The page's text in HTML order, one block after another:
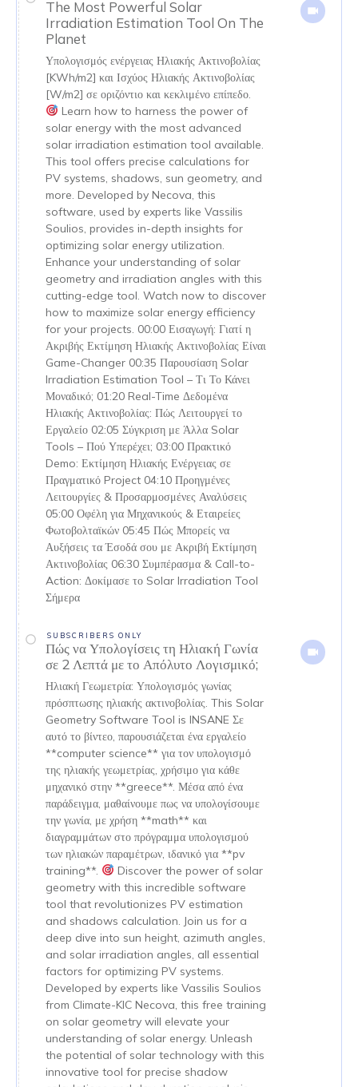
The Most Powerful Solar
Irradiation Estimation Tool On The
Planet
Υπολογισμός ενέργειας Ηλιακής Ακτινοβολίας
[KWh/m2] και Ισχύος Ηλιακής Ακτινοβολίας
[W/m2] σε οριζόντιο και κεκλιμένο επίπεδο.
Learn how to harness the power of
solar energy with the most advanced
solar irradiation estimation tool available.
This tool offers precise calculations for
PV systems, shadows, sun geometry, and
more. Developed by Necova, this
software, used by experts like Vassilis
Soulios, provides in-depth insights for
optimizing solar energy utilization.
Enhance your understanding of solar
geometry and irradiation angles with this
cutting-edge tool. Watch now to discover
how to maximize solar energy efficiency
for your projects. 00:00 Εισαγωγή: Γιατί η
Ακριβής Εκτίμηση Ηλιακής Ακτινοβολίας Είναι
Game-Changer 00:35 Παρουσίαση Solar
Irradiation Estimation Tool – Τι Το Κάνει
Μοναδικό; 01:20 Real-Time Δεδομένα
Ηλιακής Ακτινοβολίας: Πώς Λειτουργεί το
Εργαλείο 02:05 Σύγκριση με Άλλα Solar
Tools – Πού Υπερέχει; 03:00 Πρακτικό
Demo: Εκτίμηση Ηλιακής Ενέργειας σε
Πραγματικό Project 04:10 Προηγμένες
Λειτουργίες & Προσαρμοσμένες Αναλύσεις
05:00 Οφέλη για Μηχανικούς & Εταιρείες
Φωτοβολταϊκών 05:45 Πώς Μπορείς να
Αυξήσεις τα Έσοδά σου με Ακριβή Εκτίμηση
Ακτινοβολίας 06:30 Συμπέρασμα & Call-to-
Action: Δοκίμασε το Solar Irradiation Tool
Σήμερα
SUBSCRIBERS ONLY
Πώς να Υπολογίσεις τη Ηλιακή Γωνία
σε 2 Λεπτά με το Απόλυτο Λογισμικό;
Ηλιακή Γεωμετρία: Υπολογισμός γωνίας
πρόσπτωσης ηλιακής ακτινοβολίας. This Solar
Geometry Software Tool is INSANE Σε
αυτό το βίντεο, παρουσιάζεται ένα εργαλείο
**computer science** για τον υπολογισμό
της ηλιακής γεωμετρίας, χρήσιμο για κάθε
μηχανικό στην **greece**. Μέσα από ένα
παράδειγμα, μαθαίνουμε πως να υπολογίσουμε
την γωνία, με χρήση **math** και
διαγραμμάτων στο πρόγραμμα υπολογισμού
των ηλιακών παραμέτρων, ιδανικό για **pv
training**.
Discover the power of solar
geometry with this incredible software
tool that revolutionizes PV estimation
and shadows calculation. Join us for a
deep dive into sun height, azimuth angles,
and solar irradiation angles, all essential
factors for optimizing PV systems.
Developed by experts like Vassilis Soulios
from Climate-KIC Necova, this free training
on solar geometry will elevate your
understanding of solar energy. Unleash
the potential of solar technology with this
innovative tool for precise shadow